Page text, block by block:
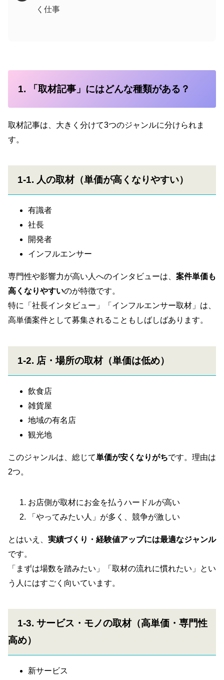
く仕事
1. 「取材記事」にはどんな種類がある？
取材記事は、大きく分けて3つのジャンルに分けられま
す。
1-1. 人の取材（単価が高くなりやすい）
有識者
社長
開発者
インフルエンサー
専門性や影響力が高い人へのインタビューは、 案件単価も
高くなりやすいのが特徴です。
特に「社長インタビュー」「インフルエンサー取材」は、
高単価案件として募集されることもしばしばあります。
1-2. 店・場所の取材（単価は低め）
飲食店
雑貨屋
地域の有名店
観光地
このジャンルは、総じて単価が安くなりがちです。理由は
2つ。
お店側が取材にお金を払うハードルが高い
「やってみたい人」が多く、競争が激しい
とはいえ、 実績づくり・経験値アップには最適なジャンル
です。
「まずは場数を踏みたい」「取材の流れに慣れたい」とい
う人にはすごく向いています。
1-3. サービス・モノの取材（高単価・専門性
高め）
新サービス